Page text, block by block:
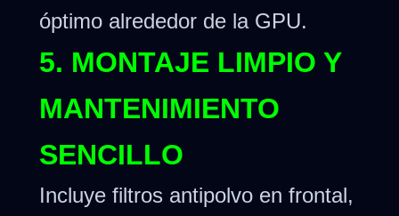
óptimo alrededor de la GPU.
5. MONTAJE LIMPIO Y
MANTENIMIENTO
SENCILLO
Incluye filtros antipolvo en frontal,